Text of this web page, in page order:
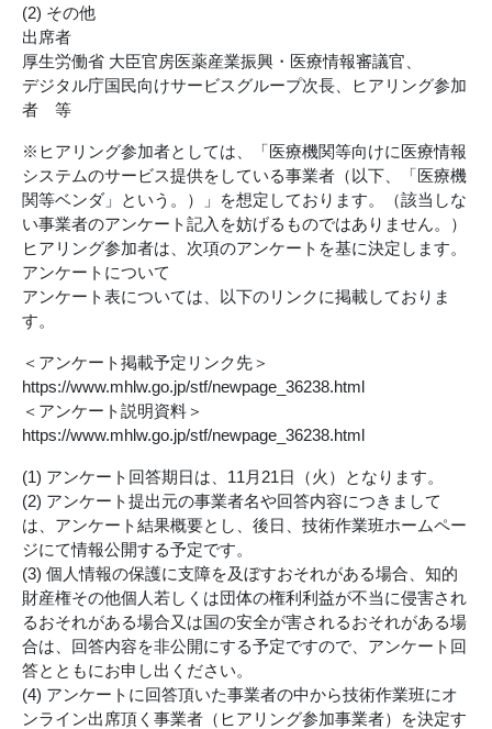
(2) その他
出席者
厚生労働省 大臣官房医薬産業振興・医療情報審議官、
デジタル庁国民向けサービスグループ次長、ヒアリング参加
者 等
※ヒアリング参加者としては、「医療機関等向けに医療情報
システムのサービス提供をしている事業者（以下、「医療機
関等ベンダ」という。）」を想定しております。（該当しな
い事業者のアンケート記入を妨げるものではありません。）
ヒアリング参加者は、次項のアンケートを基に決定します。
アンケートについて
アンケート表については、以下のリンクに掲載しておりま
す。
＜アンケート掲載予定リンク先＞
https://www.mhlw.go.jp/stf/newpage_36238.html
＜アンケート説明資料＞
https://www.mhlw.go.jp/stf/newpage_36238.html
(1) アンケート回答期日は、11月21日（火）となります。
(2) アンケート提出元の事業者名や回答内容につきまして
は、アンケート結果概要とし、後日、技術作業班ホームペー
ジにて情報公開する予定です。
(3) 個人情報の保護に支障を及ぼすおそれがある場合、知的
財産権その他個人若しくは団体の権利利益が不当に侵害され
るおそれがある場合又は国の安全が害されるおそれがある場
合は、回答内容を非公開にする予定ですので、アンケート回
答とともにお申し出ください。
(4) アンケートに回答頂いた事業者の中から技術作業班にオ
ンライン出席頂く事業者（ヒアリング参加事業者）を決定す